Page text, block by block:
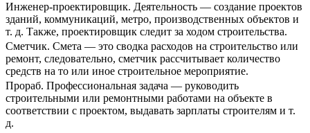
Инженер-проектировщик. Деятельность — создание проектов
зданий, коммуникаций, метро, производственных объектов и
т. д. Также, проектировщик следит за ходом строительства.
Сметчик. Смета — это сводка расходов на строительство или
ремонт, следовательно, сметчик рассчитывает количество
средств на то или иное строительное мероприятие.
Прораб. Профессиональная задача — руководить
строительными или ремонтными работами на объекте в
соответствии с проектом, выдавать зарплаты строителям и т.
д.